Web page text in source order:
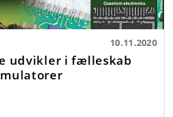
10.11.2020
udvikler i fælleskab